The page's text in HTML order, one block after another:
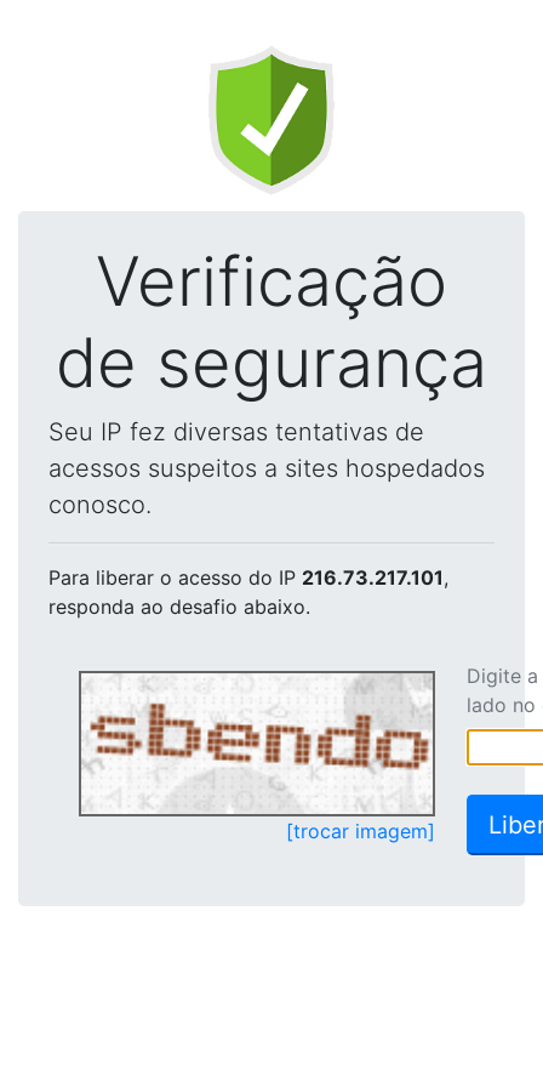
Verificação
de segurança
Seu IP fez diversas tentativas de
acessos suspeitos a sites hospedados
conosco.
Para liberar o acesso do IP 216.73.217.101,
responda ao desafio abaixo.
[trocar imagem]
Digite
lado no